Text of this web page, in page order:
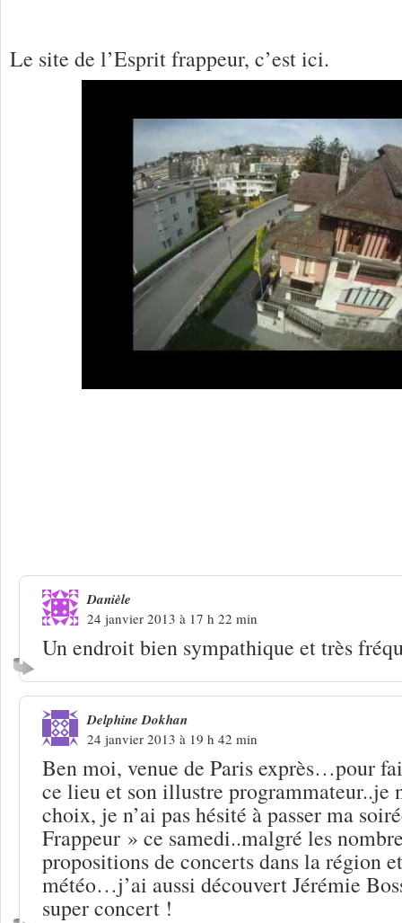
Le site de l’Esprit frappeur, c’est ici.
Danièle
24 janvier 2013 à 17 h 22 min
Un endroit bien sympathique et très
Delphine Dokhan
24 janvier 2013 à 19 h 42 min
Ben moi, venue de Paris exprès…pour
ce lieu et son illustre programmateur..je
choix, je n’ai pas hésité à passer ma
Frappeur » ce samedi..malgré les
propositions de concerts dans la région
météo…j’ai aussi découvert Jérémie
super concert !